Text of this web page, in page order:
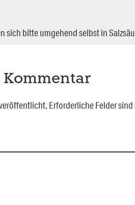
sich bitte umgehend selbst in
Kommentar
Erforderliche Felder